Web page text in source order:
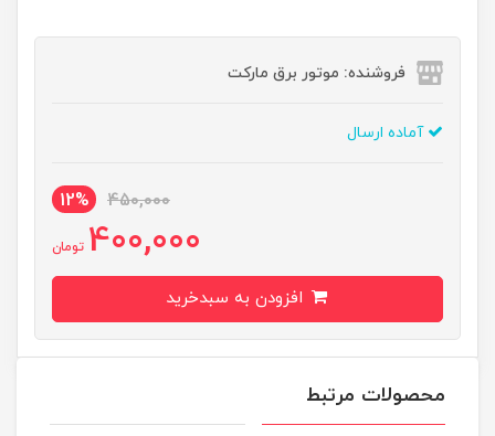
فروشنده: موتور برق مارکت
آماده ارسال
450,000
12%
400,000 تومان
محصولات مرتبط